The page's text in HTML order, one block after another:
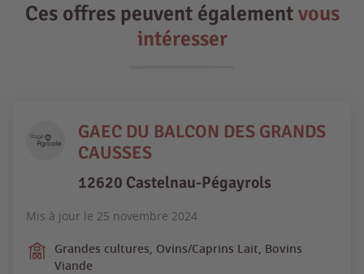
Ces offres peuvent égalementvous
intéresser
GAEC DU BALCON DES GRANDS
CAUSSES
12620 Castelnau-Pégayrols
Mis à jour le 25 novembre 2024
Grandes cultures, Ovins/Caprins Lait, Bovins
Viande